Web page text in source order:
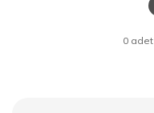
0 adet